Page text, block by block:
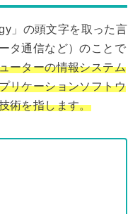
」の頭文字を取った言
タ通信など）のことで
ーターの情報システム
リケーションソフトウ
術を指します。